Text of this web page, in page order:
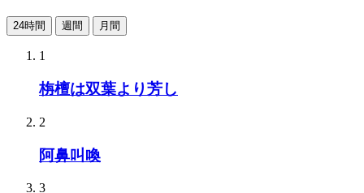
24時間 週間 月間
1
栴檀は双葉より芳し
2
阿鼻叫喚
3